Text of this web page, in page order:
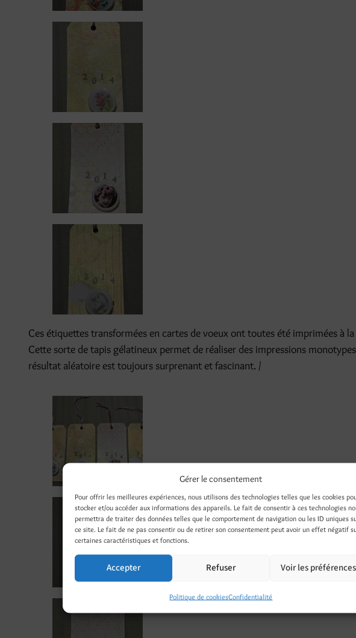
Gérer le consentement
Pour offrir les meilleures expériences, nous utilisons des technologies telles que les cookies
stocker et/ou accéder aux informations des appareils. Le fait de consentir à ces technologies
permettra de traiter des données telles que le comportement de navigation ou les ID uniques
ce site. Le fait de ne pas consentir ou de retirer son consentement peut avoir un effet négatif
certaines caractéristiques et fonctions.
Accepter Refuser Voir les préférences
Politique de cookiesConfidentialité
Ces étiquettes transformées en cartes de voeux ont toutes été imprimées à
Cette sorte de tapis gélatineux permet de réaliser des impressions
résultat aléatoire est toujours surprenant et fascinant. /